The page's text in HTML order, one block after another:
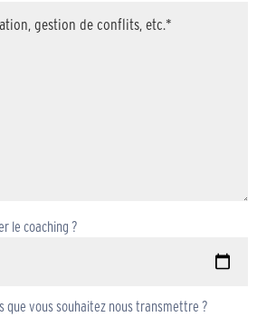
le coaching ?
que vous souhaitez nous transmettre ?